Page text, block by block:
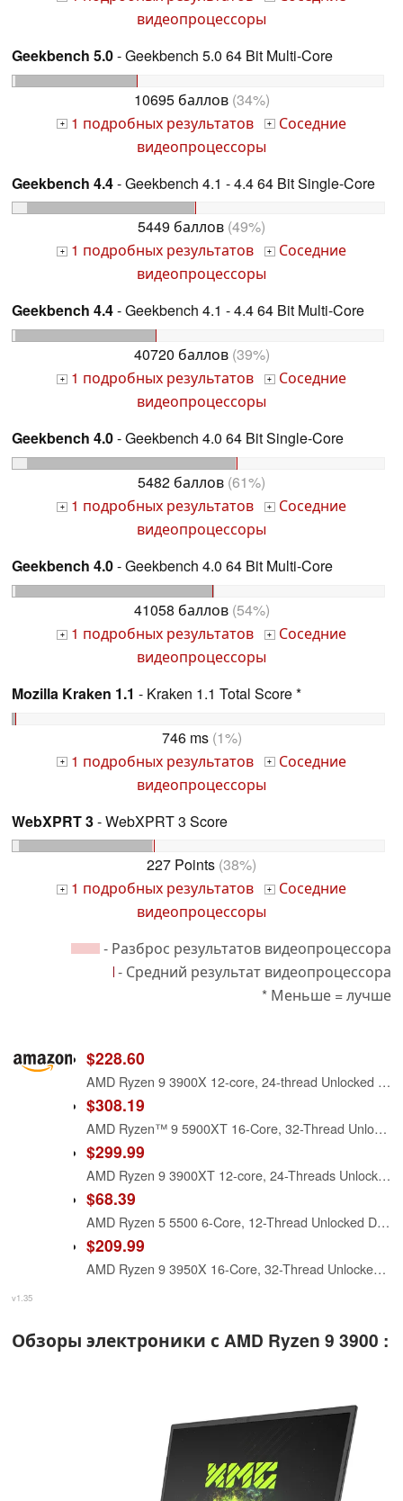
видеопроцессоры
Geekbench 5.0- Geekbench 5.0 64 Bit Multi-Core
10695 баллов(34%)
+ 1 подробных результатов + Соседние
видеопроцессоры
Geekbench 4.4- Geekbench 4.1 - 4.4 64 Bit Single-Core
5449 баллов (49%)
+ 1 подробных результатов + Соседние
видеопроцессоры
Geekbench 4.4- Geekbench 4.1 - 4.4 64 Bit Multi-Core
40720 баллов(39%)
+ 1 подробных результатов + Соседние
видеопроцессоры
Geekbench 4.0- Geekbench 4.0 64 Bit Single-Core
5482 баллов (61%)
+ 1 подробных результатов + Соседние
видеопроцессоры
Geekbench 4.0- Geekbench 4.0 64 Bit Multi-Core
41058 баллов(54%)
+ 1 подробных результатов + Соседние
видеопроцессоры
Mozilla Kraken 1.1 - Kraken 1.1 Total Score *
746 ms(1%)
+ 1 подробных результатов + Соседние
видеопроцессоры
WebXPRT 3- WebXPRT 3 Score
227 Points (38%)
+ 1 подробных результатов + Соседние
видеопроцессоры
- Разброс результатов видеопроцессора
- Средний результат видеопроцессора
* Меньше = лучше
$228.60
AMD Ryzen 9 3900X 12-core, 24-thread Unlocked Desktop processor with Wraith Prism LED Cooler
$308.19
AMD Ryzen™ 9 5900XT 16-Core, 32-Thread Unlocked Desktop Processor
$299.99
AMD Ryzen 9 3900XT 12-core, 24-Threads Unlocked Desktop Processor
$68.39
AMD Ryzen 5 5500 6-Core, 12-Thread Unlocked Desktop Processor with Wraith Stealth Cooler
$209.99
AMD Ryzen 9 3950X 16-Core, 32-Thread Unlocked Desktop Processor
v1.35
Обзоры электроники с AMD Ryzen 9 3900 :